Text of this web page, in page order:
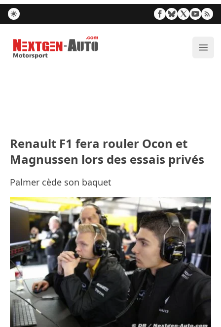
Nextgen-Auto.com
Renault F1 fera rouler Ocon et
Magnussen lors des essais privés
Palmer cède son baquet